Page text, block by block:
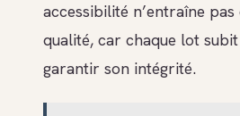
accessibilité n’entraîne pas
qualité, car chaque lot
garantir son intégrité.